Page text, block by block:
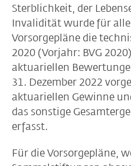
Sterblichkeit, der
Invalidität wurde für
Vorsorgepläne die
2020 (Vorjahr: BVG
aktuariellen
31. Dezember 2022
aktuariellen Gewinne
das sonstige
erfasst.
Für die Vorsorgepläne,